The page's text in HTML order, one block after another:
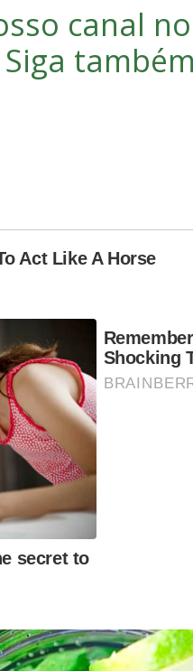
canal no
Siga